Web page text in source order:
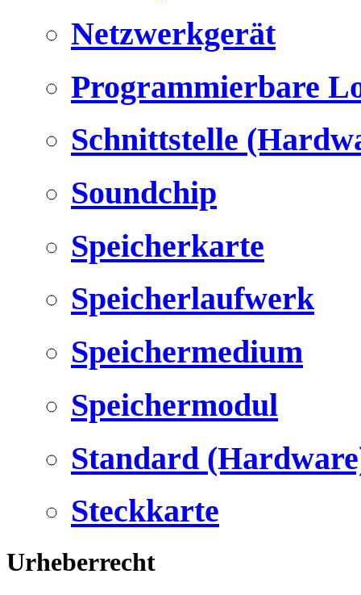
Netzwerkgerät
Programmierbare
Schnittstelle
Soundchip
Speicherkarte
Speicherlaufwerk
Speichermedium
Speichermodul
Standard
Steckkarte
Urheberrecht